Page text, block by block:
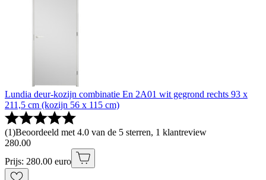
Lundia deur-kozijn combinatie En 2A01 wit gegrond rechts 93 x
211,5 cm (kozijn 56 x 115 cm)
(1)Beoordeeld met 4.0 van de 5 sterren, 1 klantreview
280.00
Prijs: 280.00 euro